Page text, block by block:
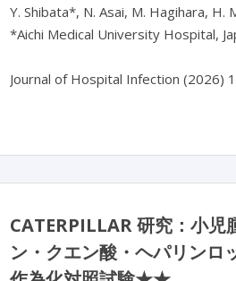
Y. Shibata*, N. Asai, M. Hagihara, H.
*Aichi Medical University Hospital,
Journal of Hospital Infection (2026)
CATERPILLAR 研究：小
ン・クエン酸・ヘパリンロ